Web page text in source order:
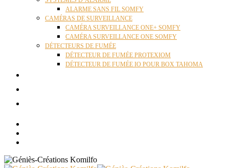
ALARME SANS FIL SOMFY
CAMÉRAS DE SURVEILLANCE
CAMÉRA SURVEILLANCE ONE+ SOMFY
CAMÉRA SURVEILLANCE ONE SOMFY
DÉTECTEURS DE FUMÉE
DÉTECTEUR DE FUMÉE PROTEXIOM
DÉTECTEUR DE FUMÉE IO POUR BOX TAHOMA